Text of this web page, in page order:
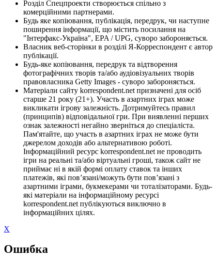
Розділ Спецпроекти створюється спільно з
комерційними партнерами.
Будь яке копіювання, публікація, передрук, чи наступне
поширення інформації, що містить посилання на
"Інтерфакс-Україна", EPA / UPG, суворо забороняється.
Власник веб-сторінки в розділі Я-Корреспондент є автор
публікації.
Будь-яке копіювання, передрук та відтворення
фотографічних творів та/або аудіовізуальних творів
правовласника Getty Images - суворо забороняється.
Матеріали сайту korrespondent.net призначені для осіб
старше 21 року (21+). Участь в азартних іграх може
викликати ігрову залежність. Дотримуйтесь правил
(принципів) відповідальної гри. При виявленні перших
ознак залежності негайно зверніться до спеціаліста.
Пам'ятайте, що участь в азартних іграх не може бути
джерелом доходів або альтернативою роботі.
Інформаційний ресурс korrespondent.net не проводить
ігри на реальні та/або віртуальні гроші, також сайт не
приймає ні в якій формі оплату ставок та інших
платежів, які пов’язані/можуть бути пов’язані з
азартними іграми, букмекерами чи тоталізаторами. Будь-
які матеріали на інформаційному ресурсі
korrespondent.net публікуються виключно в
інформаційних цілях.
X
Ошибка